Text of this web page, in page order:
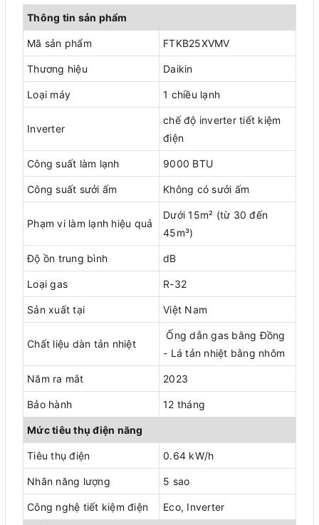
Thông tin sản phẩm
Mã sản phẩm FTKB25XVMV
Thương hiệu Daikin
Loại máy 1 chiều lạnh
Inverter
chế độ inverter tiết kiệm
điện
Công suất làm lạnh 9000 BTU
Công suất sưởi ấm Không có sưởi ấm
Phạm vi làm lạnh hiệu quả
Dưới 15m² (từ 30 đến
45m³)
Độ ồn trung bình dB
Loại gas R-32
Sản xuất tại Việt Nam
Chất liệu dàn tản nhiệt
Ống dẫn gas bằng Đồng
- Lá tản nhiệt bằng nhôm
Năm ra mắt 2023
Bảo hành 12 tháng
Mức tiêu thụ điện năng
Tiêu thụ điện 0.64 kW/h
Nhãn năng lượng 5 sao
Công nghệ tiết kiệm điện Eco, Inverter